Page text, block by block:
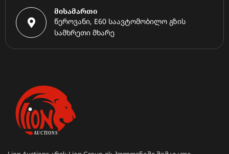
მისამართი
წეროვანი, E60 საავტომობილო გზის
სამხრეთი მხარე